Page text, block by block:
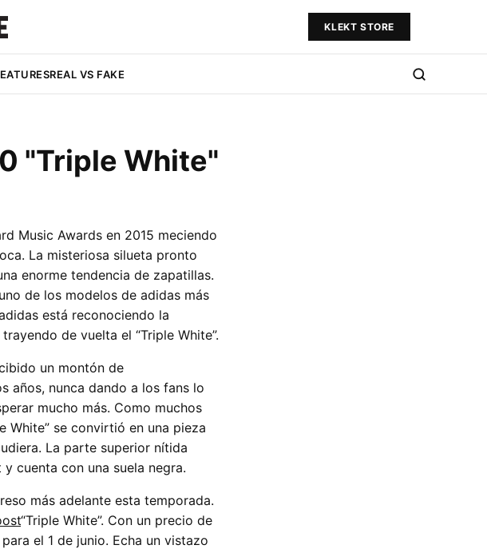
KLEKT STORE
REAL VS FAKE
"Triple White"
Music Awards en 2015 meciendo
La misteriosa silueta pronto
enorme tendencia de zapatillas.
de los modelos de adidas más
está reconociendo la
de vuelta el “Triple White”.
un montón de
años, nunca dando a los fans lo
mucho más. Como muchos
White” se convirtió en una pieza
La parte superior nítida
cuenta con una suela negra.
más adelante esta temporada.
“Triple White”. Con un precio de
el 1 de junio. Echa un vistazo